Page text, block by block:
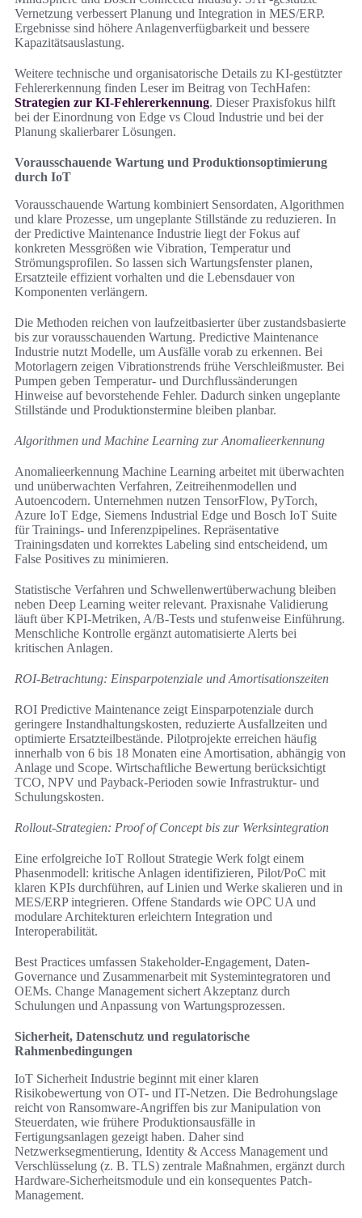
Vernetzung verbessert Planung und Integration in MES/ERP.
Ergebnisse sind höhere Anlagenverfügbarkeit und bessere
Kapazitätsauslastung.
Weitere technische und organisatorische Details zu KI-gestützter
Fehlererkennung finden Leser im Beitrag von TechHafen:
Strategien zur KI-Fehlererkennung. Dieser Praxisfokus hilft
bei der Einordnung von Edge vs Cloud Industrie und bei der
Planung skalierbarer Lösungen.
Vorausschauende Wartung und Produktionsoptimierung
durch IoT
Vorausschauende Wartung kombiniert Sensordaten, Algorithmen
und klare Prozesse, um ungeplante Stillstände zu reduzieren. In
der Predictive Maintenance Industrie liegt der Fokus auf
konkreten Messgrößen wie Vibration, Temperatur und
Strömungsprofilen. So lassen sich Wartungsfenster planen,
Ersatzteile effizient vorhalten und die Lebensdauer von
Komponenten verlängern.
Die Methoden reichen von laufzeitbasierter über zustandsbasierte
bis zur vorausschauenden Wartung. Predictive Maintenance
Industrie nutzt Modelle, um Ausfälle vorab zu erkennen. Bei
Motorlagern zeigen Vibrationstrends frühe Verschleißmuster. Bei
Pumpen geben Temperatur- und Durchflussänderungen
Hinweise auf bevorstehende Fehler. Dadurch sinken ungeplante
Stillstände und Produktionstermine bleiben planbar.
Algorithmen und Machine Learning zur Anomalieerkennung
Anomalieerkennung Machine Learning arbeitet mit überwachten
und unüberwachten Verfahren, Zeitreihenmodellen und
Autoencodern. Unternehmen nutzen TensorFlow, PyTorch,
Azure IoT Edge, Siemens Industrial Edge und Bosch IoT Suite
für Trainings- und Inferenzpipelines. Repräsentative
Trainingsdaten und korrektes Labeling sind entscheidend, um
False Positives zu minimieren.
Statistische Verfahren und Schwellenwertüberwachung bleiben
neben Deep Learning weiter relevant. Praxisnahe Validierung
läuft über KPI-Metriken, A/B-Tests und stufenweise Einführung.
Menschliche Kontrolle ergänzt automatisierte Alerts bei
kritischen Anlagen.
ROI-Betrachtung: Einsparpotenziale und Amortisationszeiten
ROI Predictive Maintenance zeigt Einsparpotenziale durch
geringere Instandhaltungskosten, reduzierte Ausfallzeiten und
optimierte Ersatzteilbestände. Pilotprojekte erreichen häufig
innerhalb von 6 bis 18 Monaten eine Amortisation, abhängig von
Anlage und Scope. Wirtschaftliche Bewertung berücksichtigt
TCO, NPV und Payback-Perioden sowie Infrastruktur- und
Schulungskosten.
Rollout-Strategien: Proof of Concept bis zur Werksintegration
Eine erfolgreiche IoT Rollout Strategie Werk folgt einem
Phasenmodell: kritische Anlagen identifizieren, Pilot/PoC mit
klaren KPIs durchführen, auf Linien und Werke skalieren und in
MES/ERP integrieren. Offene Standards wie OPC UA und
modulare Architekturen erleichtern Integration und
Interoperabilität.
Best Practices umfassen Stakeholder-Engagement, Daten-
Governance und Zusammenarbeit mit Systemintegratoren und
OEMs. Change Management sichert Akzeptanz durch
Schulungen und Anpassung von Wartungsprozessen.
Sicherheit, Datenschutz und regulatorische
Rahmenbedingungen
IoT Sicherheit Industrie beginnt mit einer klaren
Risikobewertung von OT- und IT-Netzen. Die Bedrohungslage
reicht von Ransomware-Angriffen bis zur Manipulation von
Steuerdaten, wie frühere Produktionsausfälle in
Fertigungsanlagen gezeigt haben. Daher sind
Netzwerksegmentierung, Identity & Access Management und
Verschlüsselung (z. B. TLS) zentrale Maßnahmen, ergänzt durch
Hardware-Sicherheitsmodule und ein konsequentes Patch-
Management.